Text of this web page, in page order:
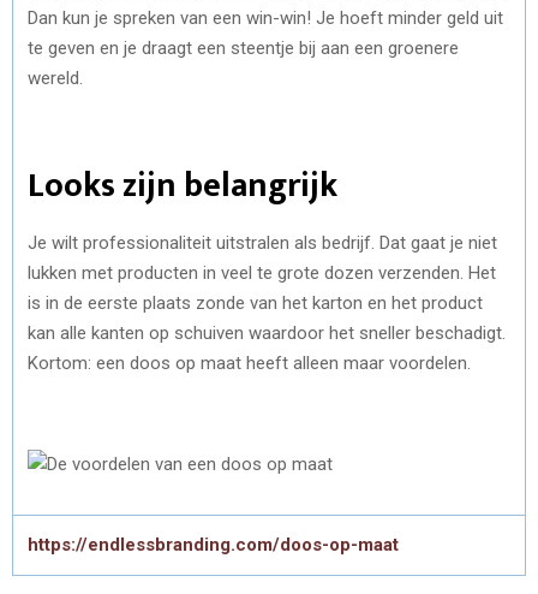
Dan kun je spreken van een win-win! Je hoeft minder geld uit
te geven en je draagt een steentje bij aan een groenere
wereld.
Looks zijn belangrijk
Je wilt professionaliteit uitstralen als bedrijf. Dat gaat je niet
lukken met producten in veel te grote dozen verzenden. Het
is in de eerste plaats zonde van het karton en het product
kan alle kanten op schuiven waardoor het sneller beschadigt.
Kortom: een doos op maat heeft alleen maar voordelen.
https://endlessbranding.com/doos-op-maat